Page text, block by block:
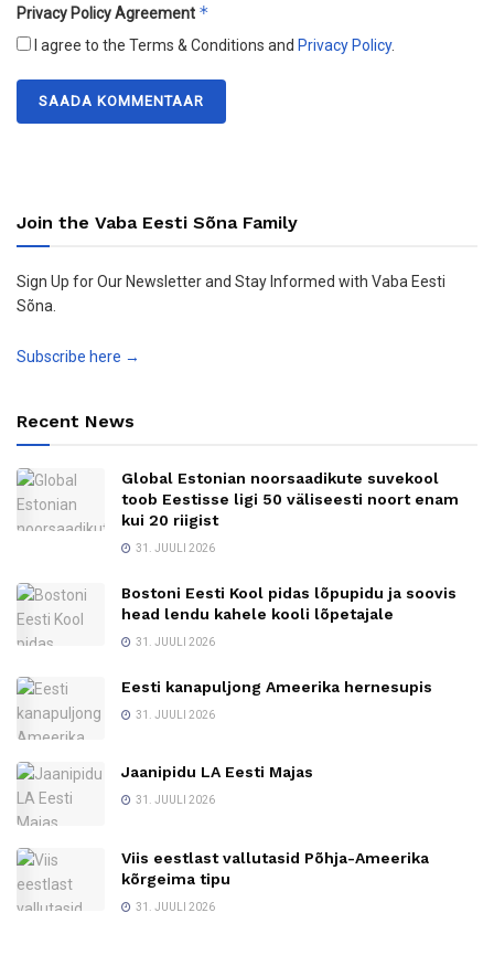
Privacy Policy Agreement *
I agree to the Terms & Conditions and Privacy Policy.
Join the Vaba Eesti Sõna Family
Sign Up for Our Newsletter and Stay Informed with Vaba Eesti
Sõna.
Subscribe here →
Recent News
Global Estonian noorsaadikute suvekool
toob Eestisse ligi 50 väliseesti noort enam
kui 20 riigist
31. JUULI 2026
Bostoni Eesti Kool pidas lõpupidu ja soovis
head lendu kahele kooli lõpetajale
31. JUULI 2026
Eesti kanapuljong Ameerika hernesupis
31. JUULI 2026
Jaanipidu LA Eesti Majas
31. JUULI 2026
Viis eestlast vallutasid Põhja-Ameerika
kõrgeima tipu
31. JUULI 2026